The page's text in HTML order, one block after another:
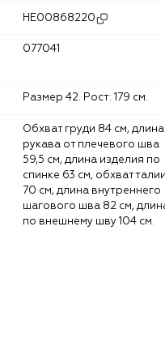
HE00868220
077041
Размер 42. Рост: 179 см.
Обхват груди 84 см, длина
рукава от плечевого шва
59,5 см, длина изделия по
спинке 63 см, обхват
70 см, длина внутреннего
шагового шва 82 см,
по внешнему шву 104 см.